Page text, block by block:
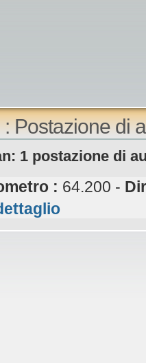
Postazione di
1 postazione di
: 64.200 -